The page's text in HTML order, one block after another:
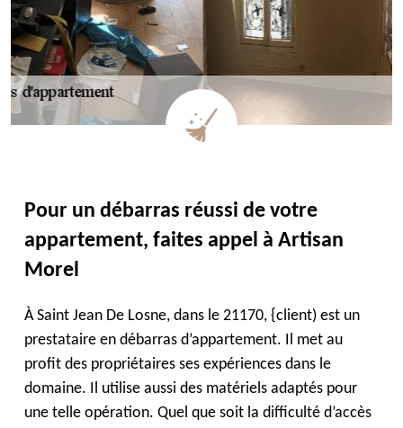
Pour un débarras réussi de votre
appartement, faites appel à Artisan
Morel
À Saint Jean De Losne, dans le 21170, {client) est un
prestataire en débarras d’appartement. Il met au
profit des propriétaires ses expériences dans le
domaine. Il utilise aussi des matériels adaptés pour
une telle opération. Quel que soit la difficulté d’accès